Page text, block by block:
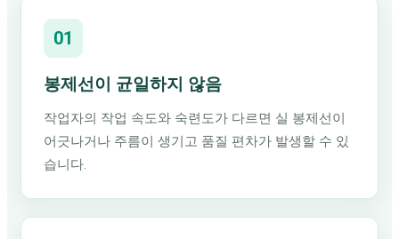
01
봉제선이 균일하지 않음
작업자의 작업 속도와 숙련도가 다르면 실 봉제선이
어긋나거나 주름이 생기고 품질 편차가 발생할 수 있
습니다.